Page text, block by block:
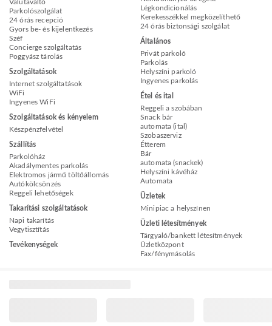
Valutaváltó
Parkolószolgálat
24 órás recepció
Gyors be- és kijelentkezés
Széf
Concierge szolgáltatás
Poggyász tárolás
Szolgáltatások
Internet szolgáltatások
WiFi
Ingyenes WiFi
Szolgáltatások és kényelem
Készpénzfelvétel
Szállítás
Parkolóház
Akadálymentes parkolás
Elektromos jármű töltőállomás
Autókölcsönzés
Reggeli lehetőségek
Takarítási szolgáltatások
Napi takarítás
Vegytisztítás
Tevékenységek
Légkondicionálás
Kerekesszékkel megközelíthető
24 órás biztonsági szolgálat
Általános
Privát parkoló
Parkolás
Helyszíni parkoló
Ingyenes parkolás
Étel és ital
Reggeli a szobában
Snack bár
automata (ital)
Szobaszerviz
Étterem
Bár
automata (snackek)
Helyszíni kávéház
Automata
Üzletek
Minipiac a helyszínen
Üzleti létesítmények
Tárgyaló/bankett létesítmények
Üzletközpont
Fax/fénymásolás